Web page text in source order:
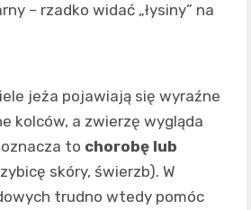
– rzadko widać „łysiny” na
jeża pojawiają się wyraźne
kolców, a zwierzę wygląda
to chorobę lub
skóry, świerzb). W
trudno wtedy pomóc